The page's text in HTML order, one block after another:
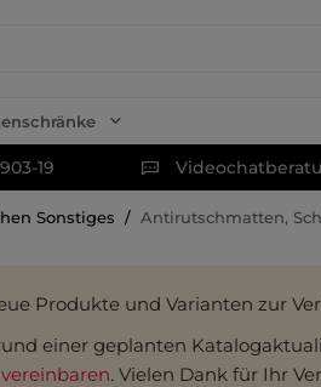
19
Sonstiges Antirutschmatten,
Produkte und Varianten zur
einer geplanten
. Vielen Dank für Ihr